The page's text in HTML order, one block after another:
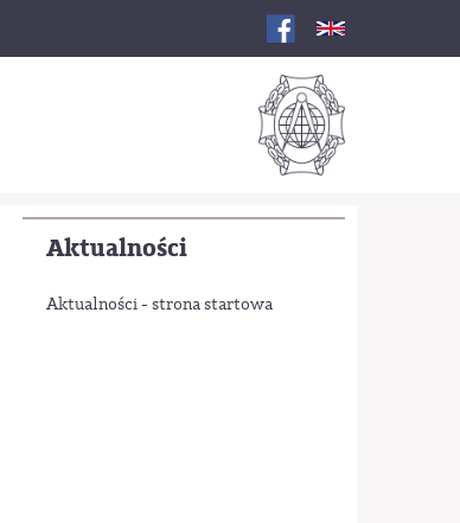
Aktualności
Aktualności - strona startowa